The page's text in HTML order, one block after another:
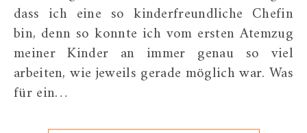
dass ich eine so kinderfreundliche Chefin
bin, denn so konnte ich vom ersten Atemzug
meiner Kinder an immer genau so viel
arbeiten, wie jeweils gerade möglich war. Was
für ein…